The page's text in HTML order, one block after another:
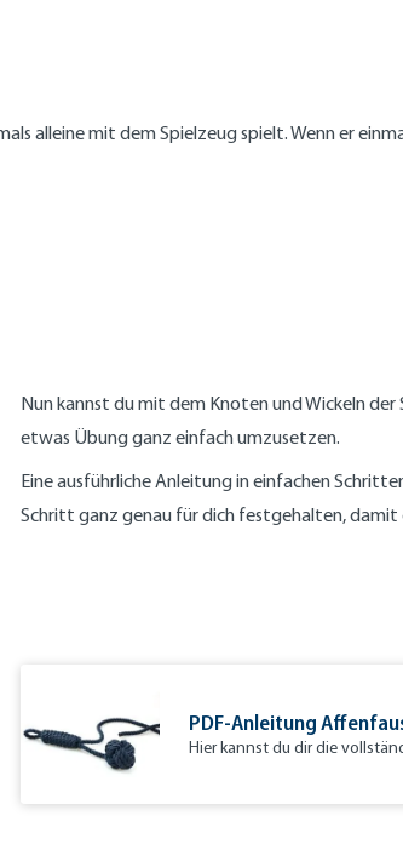
alleine mit dem Spielzeug spielt. Wenn er
Nun kannst du mit dem Knoten und Wickeln
etwas Übung ganz einfach umzusetzen.
Eine ausführliche Anleitung in einfachen
Schritt ganz genau für dich festgehalten,
PDF-Anleitung
Hier kannst du dir die